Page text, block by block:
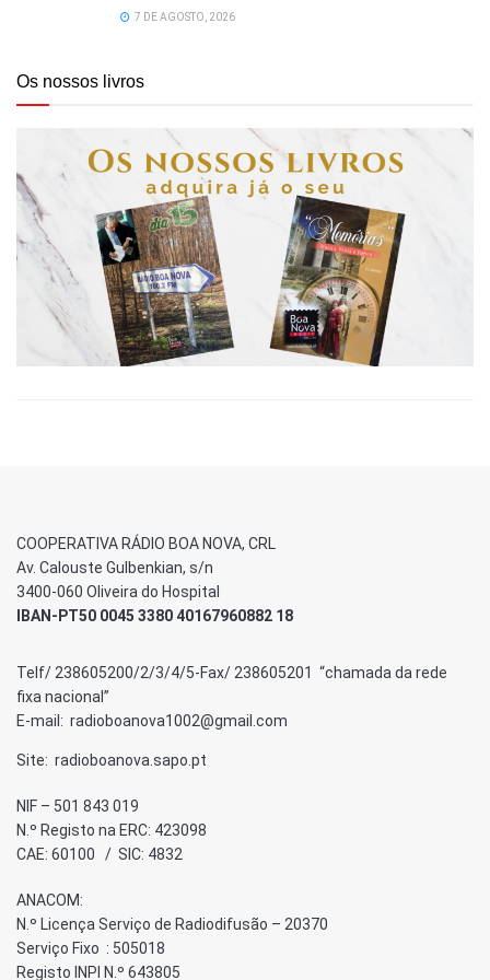
7 DE AGOSTO, 2026
Os nossos livros
COOPERATIVA RÁDIO BOA NOVA, CRL
Av. Calouste Gulbenkian, s/n
3400-060 Oliveira do Hospital
IBAN-PT50 0045 3380 40167960882 18
Telf/ 238605200/2/3/4/5-Fax/ 238605201 “chamada da rede
fixa nacional”
E-mail: radioboanova1002@gmail.com
Site: radioboanova.sapo.pt
NIF – 501 843 019
N.º Registo na ERC: 423098
CAE: 60100 / SIC: 4832
ANACOM:
N.º Licença Serviço de Radiodifusão – 20370
Serviço Fixo : 505018
Registo INPI N.º 643805